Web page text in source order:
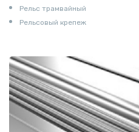
Рельс трамвайный
Рельсовый крепеж